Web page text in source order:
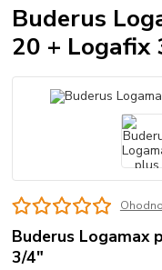
Buderus
20 + Logafix
Buderus Logamax
3/4"